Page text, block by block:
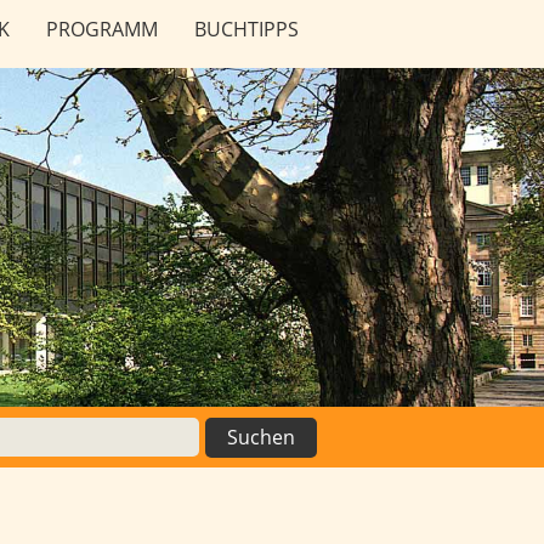
PROGRAMM
BUCHTIPPS